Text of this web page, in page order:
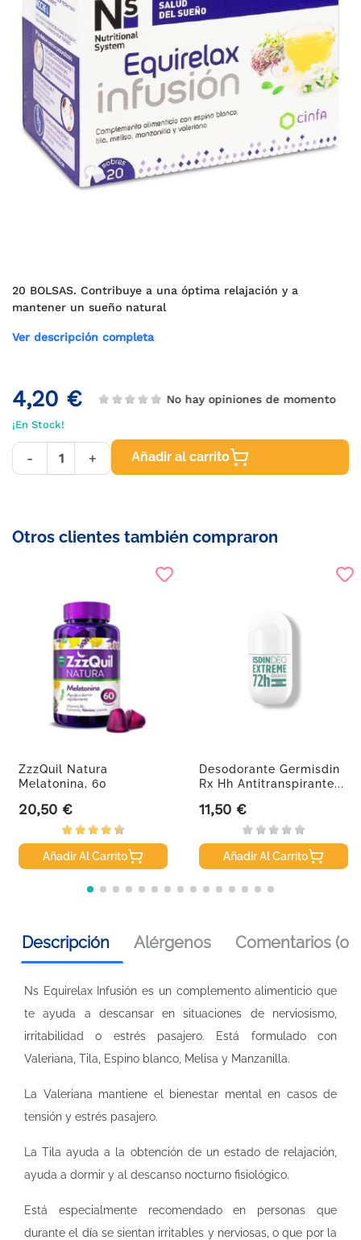
20 BOLSAS. Contribuye a una óptima relajación y a
mantener un sueño natural
Ver descripción completa
4,20 € No hay opiniones de momento
¡En Stock!
- + Añadir al carrito
Otros clientes también compraron
ZzzQuil Natura
Melatonina, 60
Precio
20,50 €
Añadir Al Carrito
Desodorante Germisdin
Rx Hh Antitranspirante...
Precio
11,50 €
Añadir Al Carrito
Descripción Alérgenos Comentarios (0)
Ns Equirelax Infusión es un complemento alimenticio que
te ayuda a descansar en situaciones de nerviosismo,
irritabilidad o estrés pasajero. Está formulado con
Valeriana, Tila, Espino blanco, Melisa y Manzanilla.
La Valeriana mantiene el bienestar mental en casos de
tensión y estrés pasajero.
La Tila ayuda a la obtención de un estado de relajación,
ayuda a dormir y al descanso nocturno fisiológico.
Está especialmente recomendado en personas que
durante el día se sientan irritables y nerviosas, o que por la